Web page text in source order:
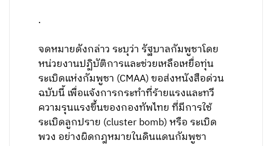
.
จดหมายดังกล่าว ระบุว่า รัฐบาลกัมพูชาโดย
หน่วยงานปฏิบัติการและช่วยเหลือเหยื่อทุ่น
ระเบิดแห่งกัมพูชา (CMAA) ขอส่งหนังสือด่วน
ฉบับนี้ เพื่อแจ้งการกระทำที่ร้ายแรงและทวี
ความรุนแรงขึ้นของกองทัพไทย ที่มีการใช้
ระเบิดลูกปราย (cluster bomb) หรือ ระเบิด
พวง อย่างผิดกฎหมายในดินแดนกัมพูชา